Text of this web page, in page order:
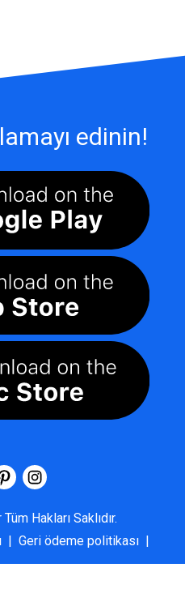
edinin!
Tüm Hakları Saklıdır.
| Geri ödeme politikası |